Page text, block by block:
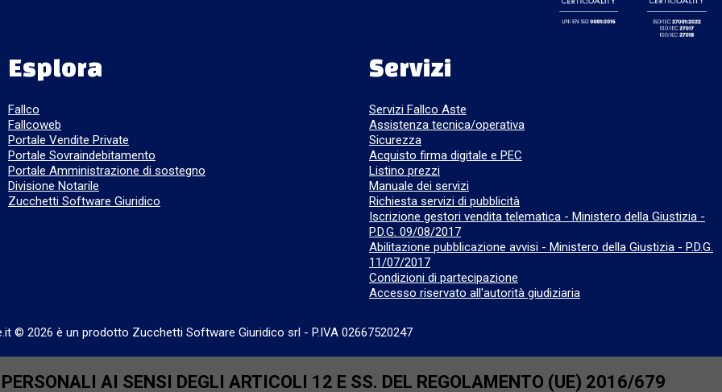
Esplora
Fallco
Fallcoweb
Portale Vendite Private
Portale Sovraindebitamento
Portale Amministrazione di sostegno
Divisione Notarile
Zucchetti Software Giuridico
Servizi
Servizi Fallco Aste
Assistenza tecnica/operativa
Sicurezza
Acquisto firma digitale e PEC
Listino prezzi
Manuale dei servizi
Richiesta servizi di pubblicità
Iscrizione gestori vendita telematica - Ministero della Giustizia -
P.D.G. 09/08/2017
Abilitazione pubblicazione avvisi - Ministero della Giustizia - P.D.G.
11/07/2017
Condizioni di partecipazione
Accesso riservato all'autorità giudiziaria
© 2026 è un prodotto Zucchetti Software Giuridico srl - P.IVA 02667520247
AI SENSI DEGLI ARTICOLI 12 E SS. DEL REGOLAMENTO (UE) 2016/679